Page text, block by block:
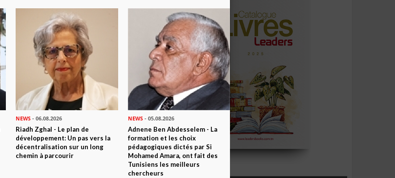
NEWS - 06.08.2026
Riadh Zghal - Le plan de
développement: Un pas vers la
décentralisation sur un long
chemin à parcourir
NEWS- 05.08.2026
Adnene Ben Abdesselem - La
formation et les choix
pédagogiques dictés par Si
Mohamed Amara, ont fait des
Tunisiens les meilleurs
chercheurs